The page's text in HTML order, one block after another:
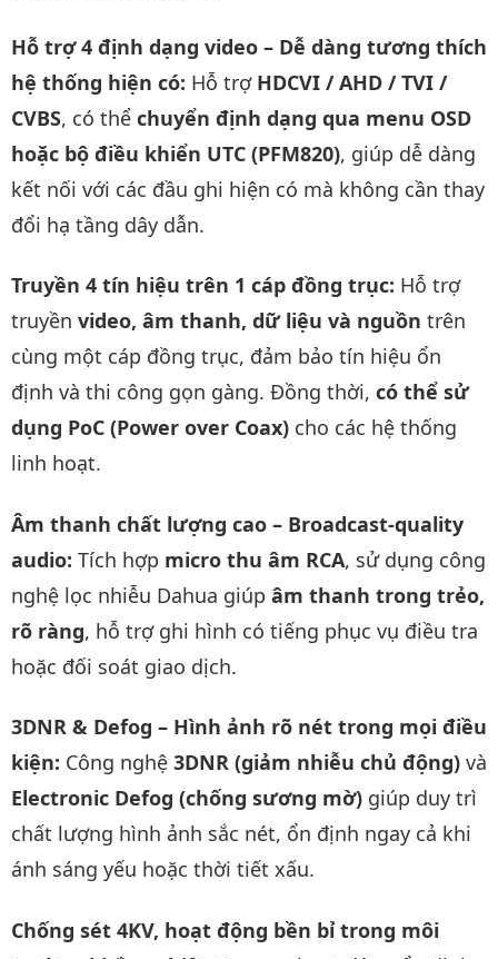
Hỗ trợ 4 định dạng video – Dễ dàng tương thích
hệ thống hiện có: Hỗ trợ HDCVI / AHD / TVI /
CVBS, có thể chuyển định dạng qua menu OSD
hoặc bộ điều khiển UTC (PFM820), giúp dễ dàng
kết nối với các đầu ghi hiện có mà không cần thay
đổi hạ tầng dây dẫn.
Truyền 4 tín hiệu trên 1 cáp đồng trục: Hỗ trợ
truyền video, âm thanh, dữ liệu và nguồn trên
cùng một cáp đồng trục, đảm bảo tín hiệu ổn
định và thi công gọn gàng. Đồng thời, có thể sử
dụng PoC (Power over Coax) cho các hệ thống
linh hoạt.
Âm thanh chất lượng cao – Broadcast-quality
audio: Tích hợp micro thu âm RCA, sử dụng công
nghệ lọc nhiễu Dahua giúp âm thanh trong trẻo,
rõ ràng, hỗ trợ ghi hình có tiếng phục vụ điều tra
hoặc đối soát giao dịch.
3DNR & Defog – Hình ảnh rõ nét trong mọi điều
kiện: Công nghệ 3DNR (giảm nhiễu chủ động) và
Electronic Defog (chống sương mờ) giúp duy trì
chất lượng hình ảnh sắc nét, ổn định ngay cả khi
ánh sáng yếu hoặc thời tiết xấu.
Chống sét 4KV, hoạt động bền bỉ trong môi